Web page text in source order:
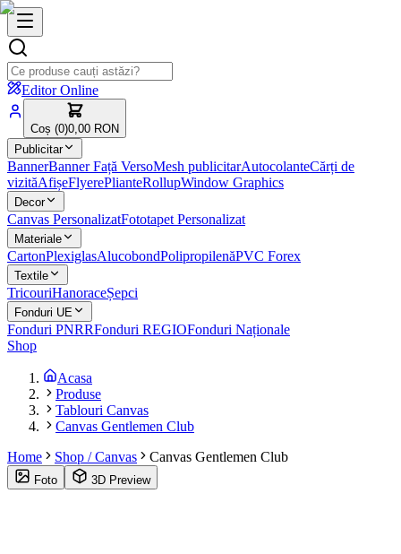
Editor Online
Coș (0)0,00 RON
Publicitar
BannerBanner Față VersoMesh publicitarAutocolanteCărți de
vizităAfișeFlyerePlianteRollupWindow Graphics
Decor
Canvas PersonalizatFototapet Personalizat
Materiale
CartonPlexiglasAlucobondPolipropilenăPVC Forex
Textile
TricouriHanoraceȘepci
Fonduri UE
Fonduri PNRRFonduri REGIOFonduri Naționale
Shop
Acasa
Produse
Tablouri Canvas
Canvas Gentlemen Club
Home
Shop / Canvas Canvas Gentlemen Club
Foto 3D Preview